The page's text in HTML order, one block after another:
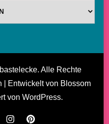
. Alle Rechte
| Entwickelt von Blossom
von WordPress.